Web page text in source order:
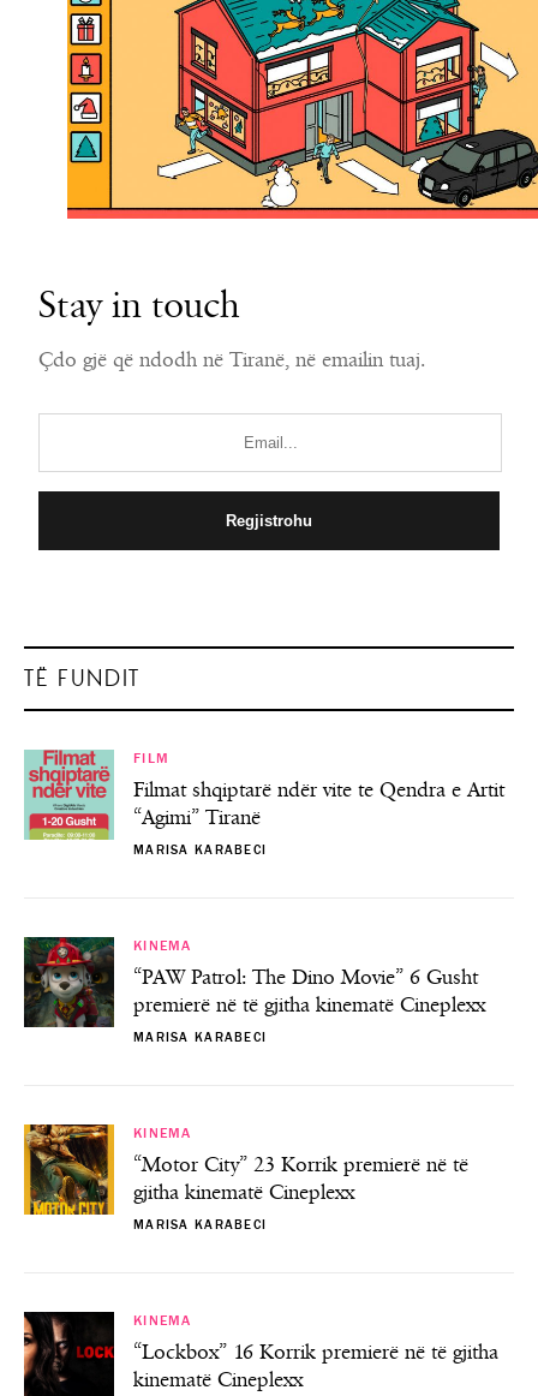
Stay in touch
Çdo gjë që ndodh në Tiranë, në emailin tuaj.
TË FUNDIT
FILM
Filmat shqiptarë ndër vite te Qendra e Artit
“Agimi” Tiranë
MARISA KARABECI
KINEMA
“PAW Patrol: The Dino Movie” 6 Gusht
premierë në të gjitha kinematë Cineplexx
MARISA KARABECI
KINEMA
“Motor City” 23 Korrik premierë në të
gjitha kinematë Cineplexx
MARISA KARABECI
KINEMA
“Lockbox” 16 Korrik premierë në të gjitha
kinematë Cineplexx